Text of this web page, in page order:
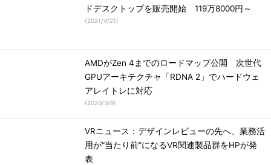
ドデスクトップを販売開始 119万8000円～
(2021/4/21)
AMDがZen 4までのロードマップ公開 次世代
GPUアーキテクチャ「RDNA 2」でハードウェ
アレイトレに対応
(2020/3/9)
VRニュース：デザインレビューの先へ、業務活
用が“当たり前”になるVR関連製品群をHPが発
表